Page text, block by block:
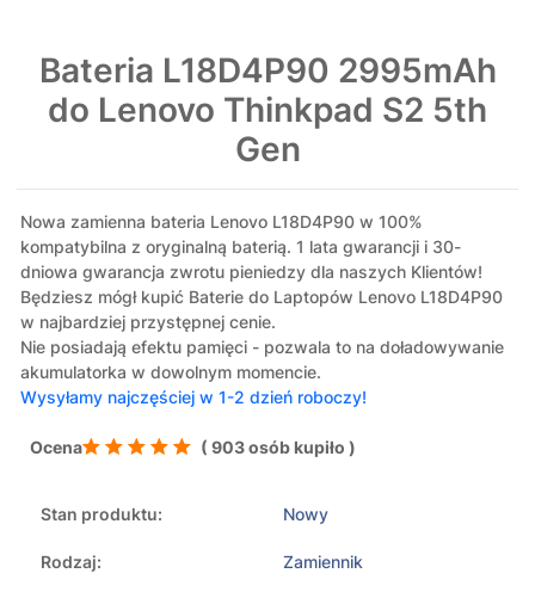
Bateria L18D4P90 2995mAh
do Lenovo Thinkpad S2 5th
Gen
Nowa zamienna bateria Lenovo L18D4P90 w 100%
kompatybilna z oryginalną baterią. 1 lata gwarancji i 30-
dniowa gwarancja zwrotu pieniedzy dla naszych Klientów!
Będziesz mógł kupić Baterie do Laptopów Lenovo L18D4P90
w najbardziej przystępnej cenie.
Nie posiadają efektu pamięci - pozwala to na doładowywanie
akumulatorka w dowolnym momencie.
Wysyłamy najczęściej w 1-2 dzień roboczy!
Ocena ( 903 osób kupiło )
Stan produktu: Nowy
Rodzaj: Zamiennik